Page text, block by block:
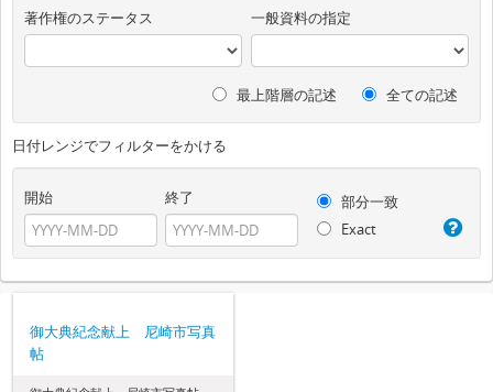
著作権のステータス 一般資料の指定
最上階層の記述 全ての記述
日付レンジでフィルターをかける
開始 終了
部分一致
Exact
御大典紀念献上 尼崎市写真
帖